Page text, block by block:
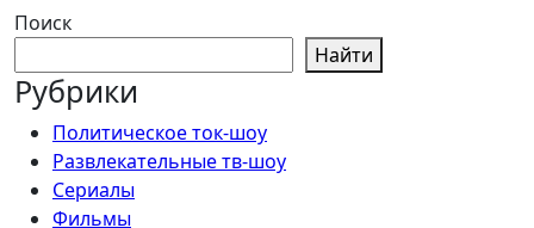
Поиск
Найти
Рубрики
Политическое ток-шоу
Развлекательные тв-шоу
Сериалы
Фильмы